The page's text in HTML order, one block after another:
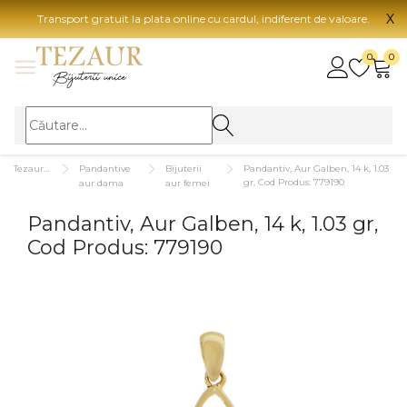
Transport gratuit la plata online cu cardul, indiferent de valoare. X
0 0
BIJUTERII
BIJUTERII FEMEI
Inele
Bratari
Pandantive
aur dama
Bijuterii
aur femei
Pandantiv, Aur Galben, 14 k, 1.03
gr, Cod Produs: 779190
Pandantiv, Aur Galben, 14 k, 1.03 gr,
Cod Produs: 779190